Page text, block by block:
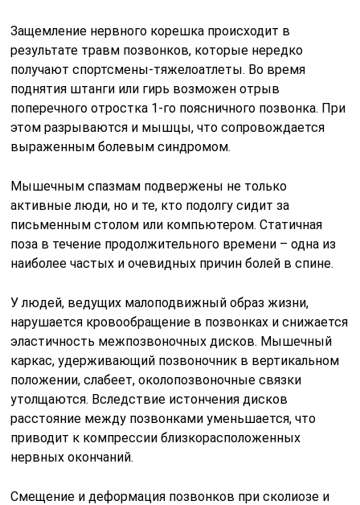
Защемление нервного корешка происходит в
результате травм позвонков, которые нередко
получают спортсмены-тяжелоатлеты. Во время
поднятия штанги или гирь возможен отрыв
поперечного отростка 1-го поясничного позвонка. При
этом разрываются и мышцы, что сопровождается
выраженным болевым синдромом.
Мышечным спазмам подвержены не только
активные люди, но и те, кто подолгу сидит за
письменным столом или компьютером. Статичная
поза в течение продолжительного времени – одна из
наиболее частых и очевидных причин болей в спине.
У людей, ведущих малоподвижный образ жизни,
нарушается кровообращение в позвонках и снижается
эластичность межпозвоночных дисков. Мышечный
каркас, удерживающий позвоночник в вертикальном
положении, слабеет, околопозвоночные связки
утолщаются. Вследствие истончения дисков
расстояние между позвонками уменьшается, что
приводит к компрессии близкорасположенных
нервных окончаний.
Смещение и деформация позвонков при сколиозе и